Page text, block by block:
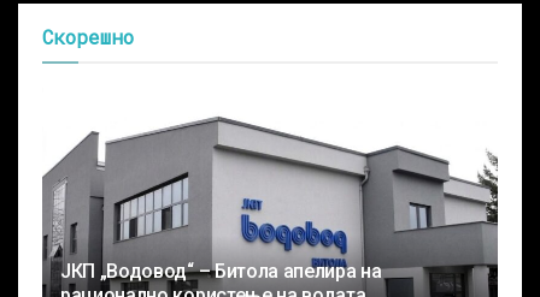
Скорешно
ЈКП „Водовод“ – Битола апелира на